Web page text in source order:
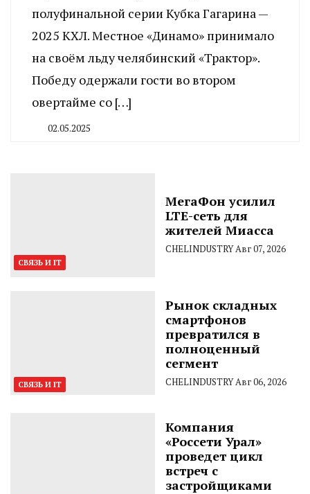
полуфинальной серии Кубка Гагарина —
2025 КХЛ. Местное «Динамо» принимало
на своём льду челябинский «Трактор».
Победу одержали гости во втором
овертайме со […]
02.05.2025
СВЯЗЬ И IT
МегаФон усилил
LTE-сеть для
жителей Миасса
CHELINDUSTRYАвг 07, 2026
СВЯЗЬ И IT
Рынок складных
смартфонов
превратился в
полноценный
сегмент
CHELINDUSTRY Авг 06, 2026
Компания
«Россети Урал»
проведет цикл
встреч с
застройщиками